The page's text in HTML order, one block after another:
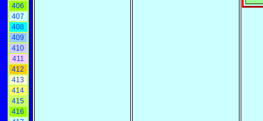
406
407
408
409
410
411
412
413
414
415
416